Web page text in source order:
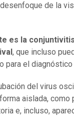
de la
es la
, que incluso
para el
del virus
aislada, como
e, incluso,